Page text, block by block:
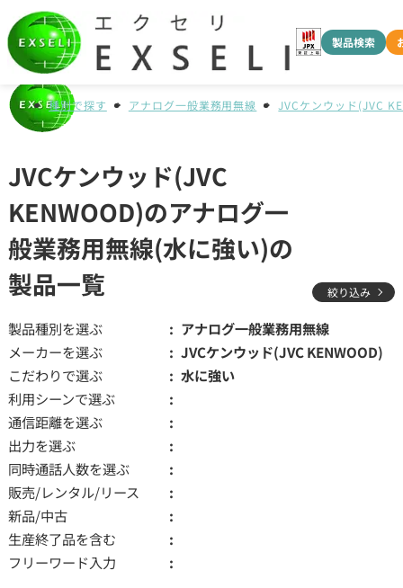
製品検索
種別で探す アナログ一般業務用無線 JVCケンウッド(JVC
JVCケンウッド(JVC
KENWOOD)のアナログ一
般業務用無線(水に強い)の
製品一覧
絞り込み
製品種別を選ぶ
アナログ一般業務用無線
メーカーを選ぶ
JVCケンウッド(JVC KENWOOD)
こだわりで選ぶ
水に強い
利用シーンで選ぶ
通信距離を選ぶ
出力を選ぶ
同時通話人数を選ぶ
販売/レンタル/リース
新品/中古
生産終了品を含む
フリーワード入力